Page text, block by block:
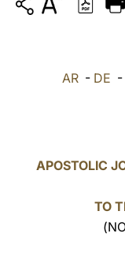
DEUTSCH
العربيّةAR - DE -
APOSTOLIC
TO